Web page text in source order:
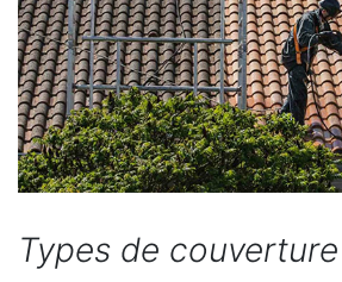
Types de